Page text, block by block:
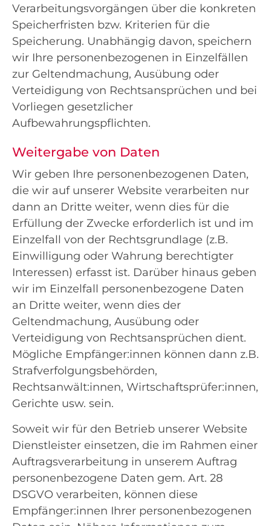
Verarbeitungsvorgängen über die konkreten
Speicherfristen bzw. Kriterien für die
Speicherung. Unabhängig davon, speichern
wir Ihre personenbezogenen in Einzelfällen
zur Geltendmachung, Ausübung oder
Verteidigung von Rechtsansprüchen und bei
Vorliegen gesetzlicher
Aufbewahrungspflichten.
Weitergabe von Daten
Wir geben Ihre personenbezogenen Daten,
die wir auf unserer Website verarbeiten nur
dann an Dritte weiter, wenn dies für die
Erfüllung der Zwecke erforderlich ist und im
Einzelfall von der Rechtsgrundlage (z.B.
Einwilligung oder Wahrung berechtigter
Interessen) erfasst ist. Darüber hinaus geben
wir im Einzelfall personenbezogene Daten
an Dritte weiter, wenn dies der
Geltendmachung, Ausübung oder
Verteidigung von Rechtsansprüchen dient.
Mögliche Empfänger:innen können dann z.B.
Strafverfolgungsbehörden,
Rechtsanwält:innen, Wirtschaftsprüfer:innen,
Gerichte usw. sein.
Soweit wir für den Betrieb unserer Website
Dienstleister einsetzen, die im Rahmen einer
Auftragsverarbeitung in unserem Auftrag
personenbezogene Daten gem. Art. 28
DSGVO verarbeiten, können diese
Empfänger:innen Ihrer personenbezogenen